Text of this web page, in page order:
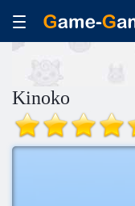
Kinoko